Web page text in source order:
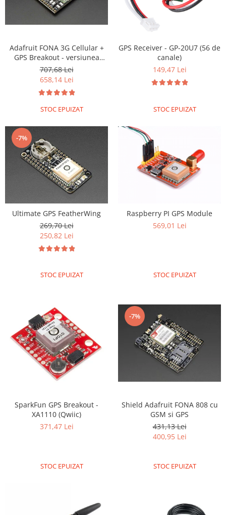
Adafruit FONA 3G Cellular +
GPS Breakout - versiunea
Europeana
707,68 Lei
658,14 Lei
STOC EPUIZAT
GPS Receiver - GP-20U7 (56 de
canale)
149,47 Lei
STOC EPUIZAT
-7%
Ultimate GPS FeatherWing
269,70 Lei
250,82 Lei
STOC EPUIZAT
Raspberry PI GPS Module
569,01 Lei
STOC EPUIZAT
SparkFun GPS Breakout -
XA1110 (Qwiic)
371,47 Lei
STOC EPUIZAT
-7%
Shield Adafruit FONA 808 cu
GSM si GPS
431,13 Lei
400,95 Lei
STOC EPUIZAT